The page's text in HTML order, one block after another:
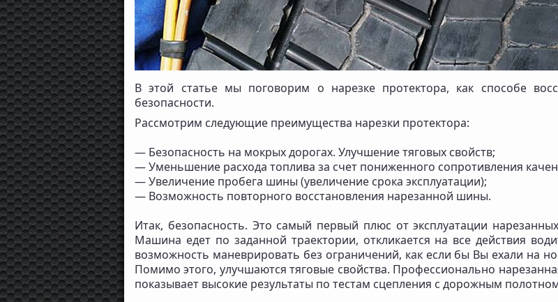
В этой статье мы поговорим о нарезке протектора, как способе
безопасности.
Рассмотрим следующие преимущества нарезки протектора:
— Безопасность на мокрых дорогах. Улучшение тяговых свойств;
— Уменьшение расхода топлива за счет пониженного сопротивления
— Увеличение пробега шины (увеличение срока эксплуатации);
— Возможность повторного восстановления нарезанной шины.
Итак, безопасность. Это самый первый плюс от эксплуатации
Машина едет по заданной траектории, откликается на все действия
возможность маневрировать без ограничений, как если бы Вы ехали на
Помимо этого, улучшаются тяговые свойства. Профессионально
показывает высокие результаты по тестам сцепления с дорожным